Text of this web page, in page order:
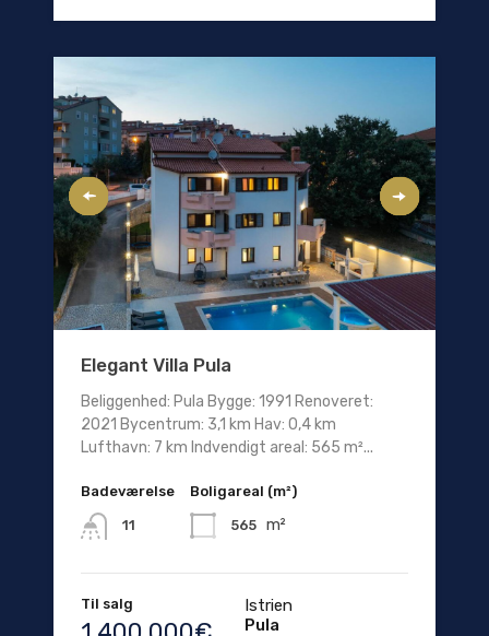
Elegant Villa Pula
Beliggenhed: Pula Bygge: 1991 Renoveret:
2021 Bycentrum: 3,1 km Hav: 0,4 km
Lufthavn: 7 km Indvendigt areal: 565 m²...
Badeværelse
11
Boligareal (m²)
565 m²
Til salg
Istrien
Pula